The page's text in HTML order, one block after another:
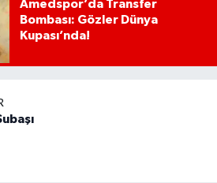
Amedspor’da Transfer
Bombası: Gözler Dünya
Kupası’nda!